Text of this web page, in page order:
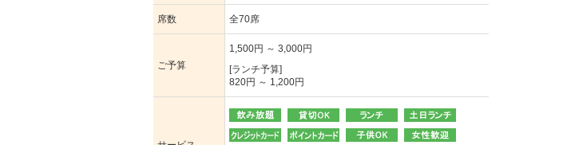
席数 全70席
ご予算
1,500円 ～ 3,000円
[ランチ予算]
820円 ～ 1,200円